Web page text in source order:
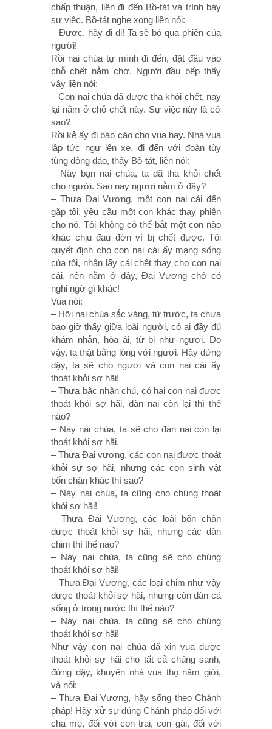
chấp thuận, liền đi đến Bồ-tát và trình bày
sự việc. Bồ-tát nghe xong liền nói:
– Ðược, hãy đi đi! Ta sẽ bỏ qua phiên của
người!
Rồi nai chúa tự mình đi đến, đặt đầu vào
chỗ chết nằm chờ. Người đầu bếp thấy
vậy liền nói:
– Con nai chúa đã được tha khỏi chết, nay
lại nằm ở chỗ chết này. Sự việc này là cớ
sao?
Rồi kẻ ấy đi báo cáo cho vua hay. Nhà vua
lập tức ngự lên xe, đi đến với đoàn tùy
tùng đông đảo, thấy Bồ-tát, liền nói:
– Này bạn nai chúa, ta đã tha khỏi chết
cho người. Sao nay ngươi nằm ở đây?
– Thưa Ðại Vương, một con nai cái đến
gặp tôi, yêu cầu một con khác thay phiên
cho nó. Tôi không có thể bắt một con nào
khác chịu đau đớn vì bị chết được. Tôi
quyết định cho con nai cái ấy mạng sống
của tôi, nhận lấy cái chết thay cho con nai
cái, nên nằm ở đây, Ðại Vương chớ có
nghi ngờ gì khác!
Vua nói:
– Hỡi nai chúa sắc vàng, từ trước, ta chưa
bao giờ thấy giữa loài người, có ai đầy đủ
khảm nhẫn, hòa ái, từ bi như ngươi. Do
vậy, ta thật bằng lòng với ngươi. Hãy đứng
dậy, ta sẽ cho ngươi và con nai cái ấy
thoát khỏi sợ hãi!
– Thưa bậc nhân chủ, có hai con nai được
thoát khỏi sợ hãi, đàn nai còn lại thì thế
nào?
– Này nai chúa, ta sẽ cho đàn nai còn lại
thoát khỏi sợ hãi.
– Thưa Ðại vương, các con nai được thoát
khỏi sự sợ hãi, nhưng các con sinh vật
bốn chân khác thì sao?
– Này nai chúa, ta cũng cho chúng thoát
khỏi sợ hãi!
– Thưa Ðại Vương, các loài bốn chân
được thoát khỏi sợ hãi, nhưng các đàn
chim thì thế nào?
– Này nai chúa, ta cũng sẽ cho chúng
thoát khỏi sợ hãi!
– Thưa Ðại Vương, các loại chim như vậy
được thoát khỏi sợ hãi, nhưng còn đàn cá
sống ở trong nước thì thế nào?
– Này nai chúa, ta cũng sẽ cho chúng
thoát khỏi sợ hãi!
Như vậy con nai chúa đã xin vua được
thoát khỏi sợ hãi cho tất cả chúng sanh,
đứng dậy, khuyên nhà vua thọ năm giới,
và nói:
– Thưa Ðại Vương, hãy sống theo Chánh
pháp! Hãy xử sự đúng Chánh pháp đối với
cha mẹ, đối với con trai, con gái, đối với